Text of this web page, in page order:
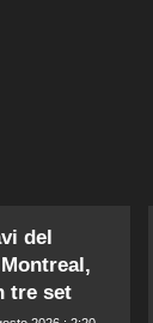
del
tre set